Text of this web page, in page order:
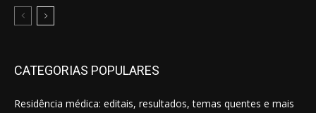
CATEGORIAS POPULARES
Residência médica: editais, resultados, temas quentes e mais